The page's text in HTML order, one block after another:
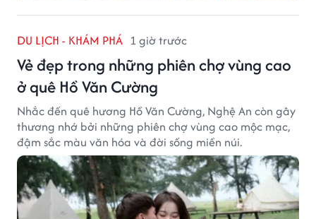
DU LỊCH - KHÁM PHÁ 1 giờ trước
Vẻ đẹp trong những phiên chợ vùng cao
ở quê Hồ Văn Cường
Nhắc đến quê hương Hồ Văn Cường, Nghệ An còn gây
thương nhớ bởi những phiên chợ vùng cao mộc mạc,
đậm sắc màu văn hóa và đời sống miền núi.